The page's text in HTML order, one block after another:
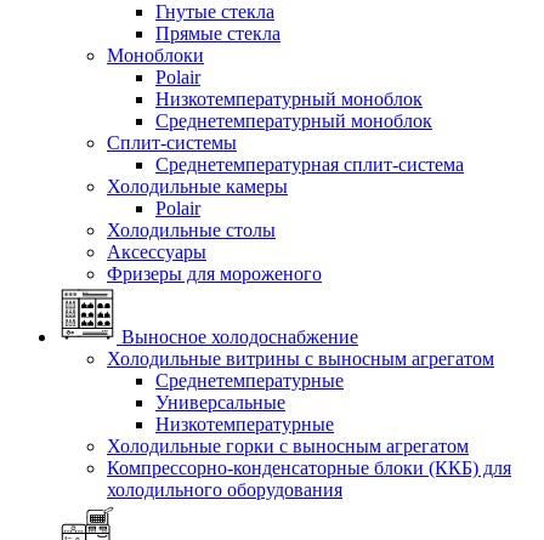
Гнутые стекла
Прямые стекла
Моноблоки
Polair
Низкотемпературный моноблок
Среднетемпературный моноблок
Сплит-системы
Среднетемпературная сплит-система
Холодильные камеры
Polair
Холодильные столы
Аксессуары
Фризеры для мороженого
Выносное холодоснабжение
Холодильные витрины с выносным агрегатом
Среднетемпературные
Универсальные
Низкотемпературные
Холодильные горки с выносным агрегатом
Компрессорно-конденсаторные блоки (ККБ) для
холодильного оборудования